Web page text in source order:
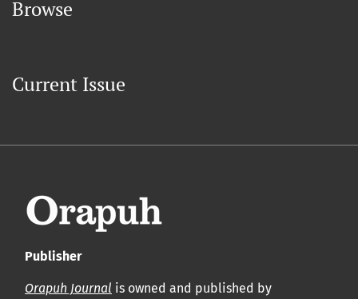
Browse
Current Issue
Publisher
Orapuh Journal is owned and published by